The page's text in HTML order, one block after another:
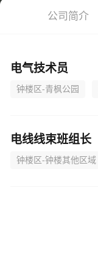
公司简介
电气技术员
钟楼区-青枫公园
电线线束班组长
钟楼区-钟楼其他区域